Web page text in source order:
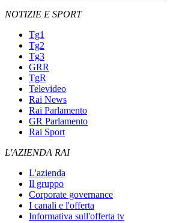
NOTIZIE E SPORT
Tg1
Tg2
Tg3
GRR
TgR
Televideo
Rai News
Rai Parlamento
GR Parlamento
Rai Sport
L'AZIENDA RAI
L'azienda
Il gruppo
Corporate governance
I canali e l'offerta
Informativa sull'offerta tv